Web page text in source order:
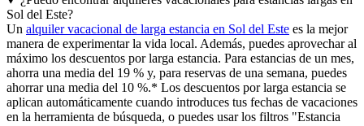
Sol del Este?
Un alquiler vacacional de larga estancia en Sol del Este es la mejor
manera de experimentar la vida local. Además, puedes aprovechar al
máximo los descuentos por larga estancia. Para estancias de un mes,
ahorra una media del 19 % y, para reservas de una semana, puedes
ahorrar una media del 10 %.* Los descuentos por larga estancia se
aplican automáticamente cuando introduces tus fechas de vacaciones
en la herramienta de búsqueda, o puedes usar los filtros "Estancia